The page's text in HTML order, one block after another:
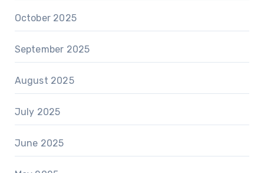
October 2025
September 2025
August 2025
July 2025
June 2025